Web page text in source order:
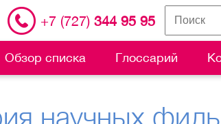
+7 (727) 344 95 95
Обзор списка Глоссарий
научных